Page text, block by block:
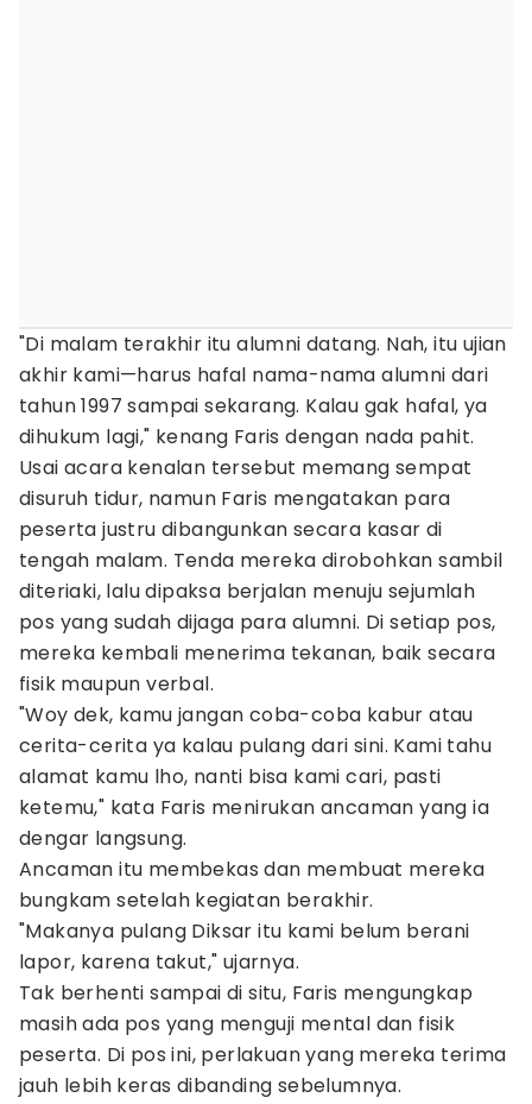
"Di malam terakhir itu alumni datang. Nah, itu ujian
akhir kami—harus hafal nama-nama alumni dari
tahun 1997 sampai sekarang. Kalau gak hafal, ya
dihukum lagi," kenang Faris dengan nada pahit.
Usai acara kenalan tersebut memang sempat
disuruh tidur, namun Faris mengatakan para
peserta justru dibangunkan secara kasar di
tengah malam. Tenda mereka dirobohkan sambil
diteriaki, lalu dipaksa berjalan menuju sejumlah
pos yang sudah dijaga para alumni. Di setiap pos,
mereka kembali menerima tekanan, baik secara
fisik maupun verbal.
"Woy dek, kamu jangan coba-coba kabur atau
cerita-cerita ya kalau pulang dari sini. Kami tahu
alamat kamu lho, nanti bisa kami cari, pasti
ketemu," kata Faris menirukan ancaman yang ia
dengar langsung.
Ancaman itu membekas dan membuat mereka
bungkam setelah kegiatan berakhir.
"Makanya pulang Diksar itu kami belum berani
lapor, karena takut," ujarnya.
Tak berhenti sampai di situ, Faris mengungkap
masih ada pos yang menguji mental dan fisik
peserta. Di pos ini, perlakuan yang mereka terima
jauh lebih keras dibanding sebelumnya.